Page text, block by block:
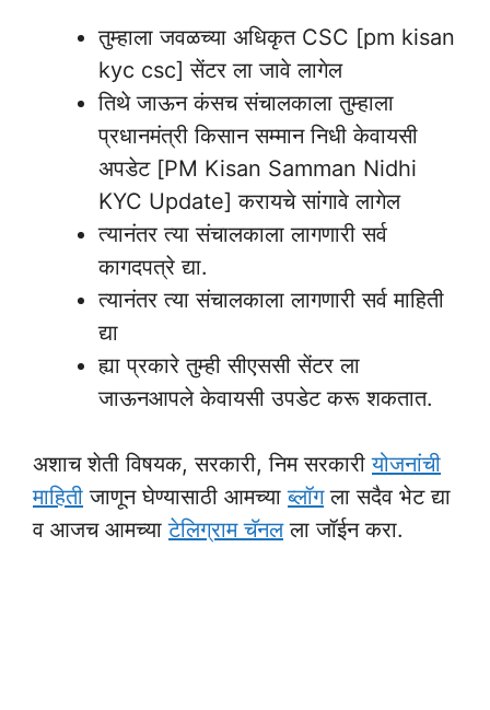
तुम्हाला जवळच्या अधिकृत CSC [pm kisan
kyc csc] सेंटर ला जावे लागेल
तिथे जाऊन कंसच संचालकाला तुम्हाला
प्रधानमंत्री किसान सम्मान निधी केवायसी
अपडेट [PM Kisan Samman Nidhi
KYC Update] करायचे सांगावे लागेल
त्यानंतर त्या संचालकाला लागणारी सर्व
कागदपत्रे द्या.
त्यानंतर त्या संचालकाला लागणारी सर्व माहिती
द्या
ह्या प्रकारे तुम्ही सीएससी सेंटर ला
जाऊनआपले केवायसी उपडेट करू शकतात.
अशाच शेती विषयक, सरकारी, निम सरकारीयोजनांची
माहिती जाणून घेण्यासाठी आमच्याब्लॉगला सदैव भेट द्या
व आजच आमच्याटेलिग्राम चॅनलला जॉईन करा.